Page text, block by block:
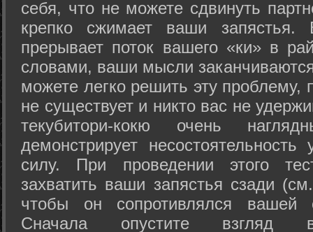
себя, что не можете сдвинуть
крепко сжимает ваши запястья.
прерывает поток вашего «ки» в
словами, ваши мысли
можете легко решить эту проблему,
не существует и никто вас не
текубитори-кокю очень
демонстрирует
силу. При проведении этого
захватить ваши запястья сзади
чтобы он сопротивлялся вашей
Сначала опустите